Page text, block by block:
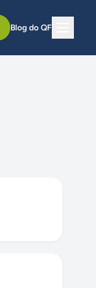
Blog do QF